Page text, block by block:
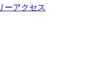
ーアクセス